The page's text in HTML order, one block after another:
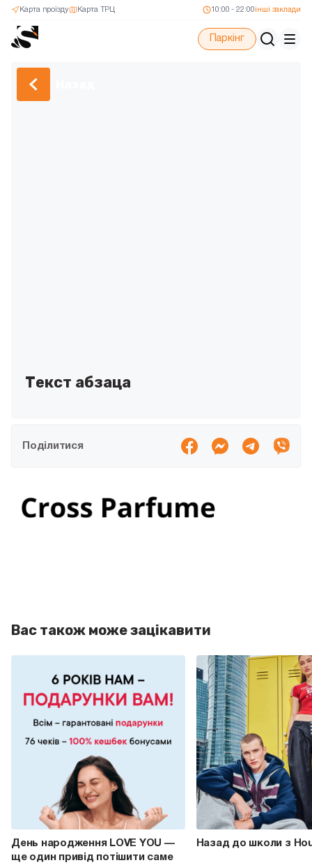
Карта ТРЦ
Карта проїзду 10:00 - 22:00 інші заклади
Паркінг
Текст абзаца
Поділитися
Вас також може зацікавити
День народження LOVE YOU —
ще один привід потішити саме
Назад до школи з